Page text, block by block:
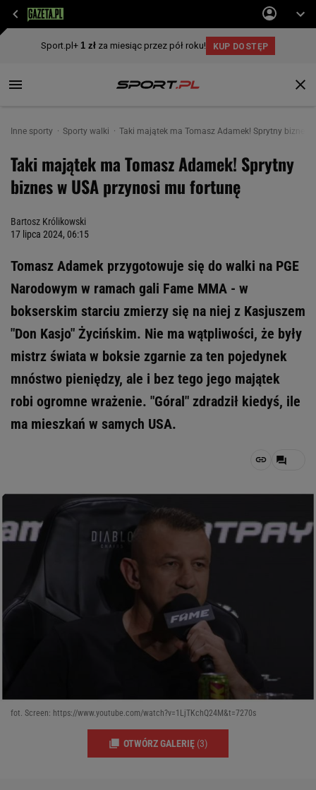
Inne sporty Sporty walki Taki majątek ma Tomasz Adamek! Sprytny biznes
Taki majątek ma Tomasz Adamek! Sprytny
biznes w USA przynosi mu fortunę
Bartosz Królikowski
17 lipca 2024, 06:15
Tomasz Adamek przygotowuje się do walki na PGE
Narodowym w ramach gali Fame MMA - w
bokserskim starciu zmierzy się na niej z Kasjuszem
"Don Kasjo" Życińskim. Nie ma wątpliwości, że były
mistrz świata w boksie zgarnie za ten pojedynek
mnóstwo pieniędzy, ale i bez tego jego majątek
robi ogromne wrażenie. "Góral" zdradził kiedyś, ile
ma mieszkań w samych USA.
fot. Screen: https://www.youtube.com/watch?v=1LjTKchQ24M&t=7270s
OTWÓRZ GALERIĘ (3)